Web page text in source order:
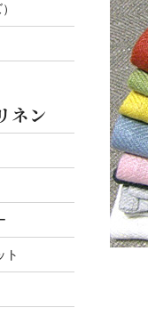
お
ネン
ト